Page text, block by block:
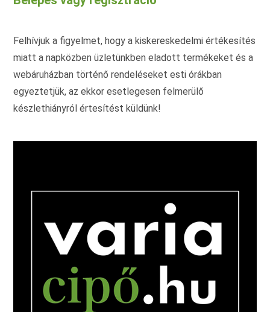
termékoldalon
Felhívjuk a figyelmet, hogy a kiskereskedelmi értékesítés
miatt a napközben üzletünkben eladott termékeket és a
webáruházban történő rendeléseket esti órákban
egyeztetjük, az ekkor esetlegesen felmerülő
készlethiányról értesítést küldünk!